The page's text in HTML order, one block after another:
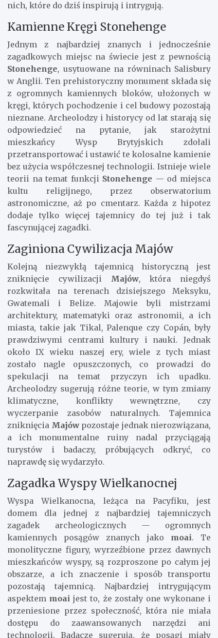
nich, które do dziś inspirują i intrygują.
Kamienne Kręgi Stonehenge
Jednym z najbardziej znanych i jednocześnie
zagadkowych miejsc na świecie jest z pewnością
Stonehenge, usytuowane na równinach Salisbury
w Anglii. Ten prehistoryczny monument składa się
z ogromnych kamiennych bloków, ułożonych w
kręgi, których pochodzenie i cel budowy pozostają
nieznane. Archeolodzy i historycy od lat starają się
odpowiedzieć na pytanie, jak starożytni
mieszkańcy Wysp Brytyjskich zdołali
przetransportować i ustawić te kolosalne kamienie
bez użycia współczesnej technologii. Istnieje wiele
teorii na temat funkcji Stonehenge — od miejsca
kultu religijnego, przez obserwatorium
astronomiczne, aż po cmentarz. Każda z hipotez
dodaje tylko więcej tajemnicy do tej już i tak
fascynującej zagadki.
Zaginiona Cywilizacja Majów
Kolejną niezwykłą tajemnicą historyczną jest
zniknięcie cywilizacji Majów, która niegdyś
rozkwitała na terenach dzisiejszego Meksyku,
Gwatemali i Belize. Majowie byli mistrzami
architektury, matematyki oraz astronomii, a ich
miasta, takie jak Tikal, Palenque czy Copán, były
prawdziwymi centrami kultury i nauki. Jednak
około IX wieku naszej ery, wiele z tych miast
zostało nagle opuszczonych, co prowadzi do
spekulacji na temat przyczyn ich upadku.
Archeolodzy sugerują różne teorie, w tym zmiany
klimatyczne, konflikty wewnętrzne, czy
wyczerpanie zasobów naturalnych. Tajemnica
zniknięcia Majówpozostaje jednak nierozwiązana,
a ich monumentalne ruiny nadal przyciągają
turystów i badaczy, próbujących odkryć, co
naprawdę się wydarzyło.
Zagadka Wyspy Wielkanocnej
Wyspa Wielkanocna, leżąca na Pacyfiku, jest
domem dla jednej z najbardziej tajemniczych
zagadek archeologicznych — ogromnych
kamiennych posągów znanych jako moai. Te
monolityczne figury, wyrzeźbione przez dawnych
mieszkańców wyspy, są rozproszone po całym jej
obszarze, a ich znaczenie i sposób transportu
pozostają tajemnicą. Najbardziej intrygującym
aspektem moai jest to, że zostały one wykonane i
przeniesione przez społeczność, która nie miała
dostępu do zaawansowanych narzędzi ani
technologii. Badacze sugerują, że posągi miały